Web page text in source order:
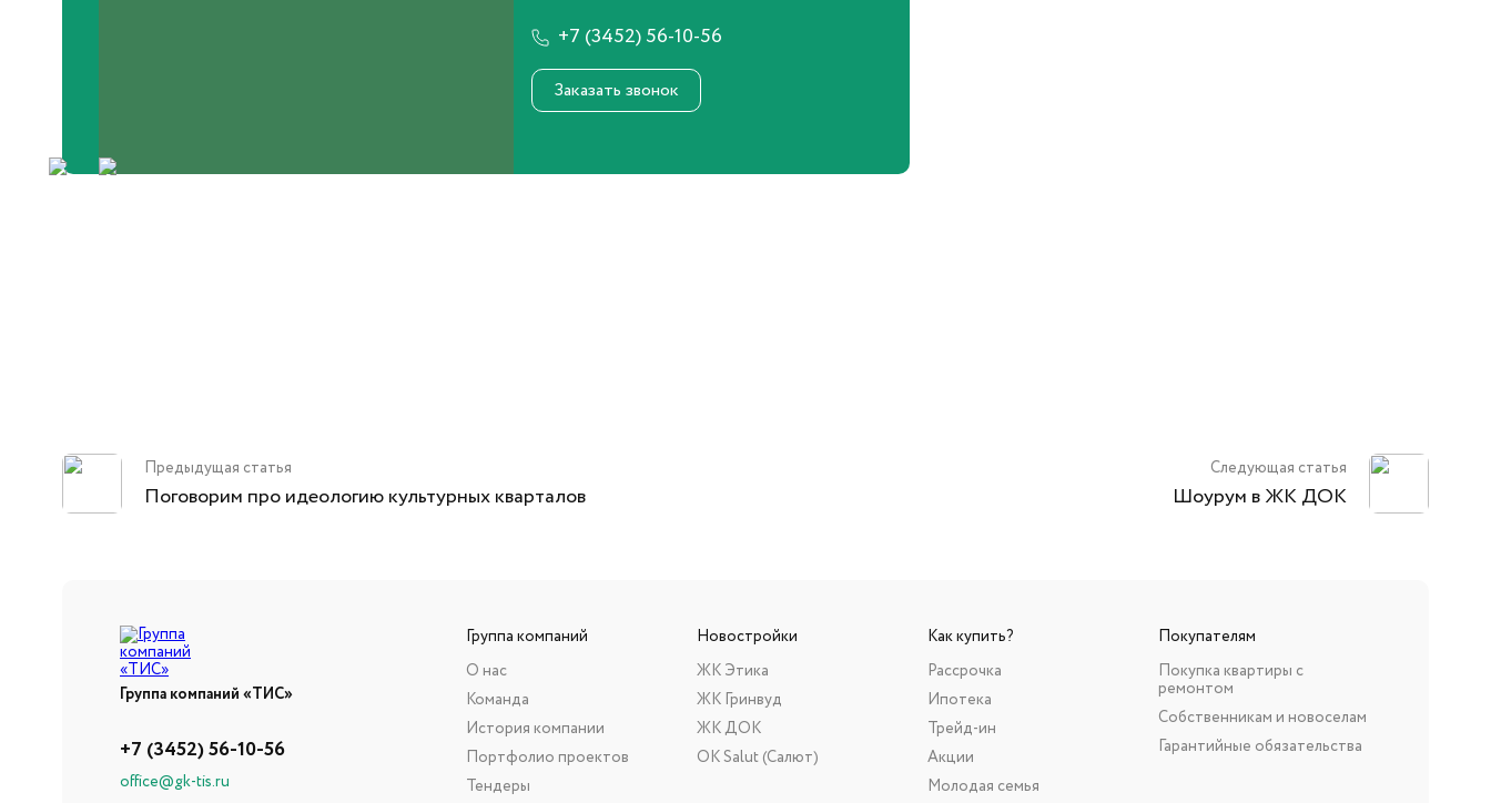
+7 (3452) 56-10-56
Заказать звонок
Предыдущая статья
Поговорим про идеологию культурных кварталов
Следующая статья
Шоурум в ЖК ДОК
Группа компаний «ТИС»
+7 (3452) 56-10-56
office@gk-tis.ru
Группа компаний
О нас
Команда
История компании
Портфолио проектов
Тендеры
Новостройки
ЖК Этика
ЖК Гринвуд
ЖК ДОК
ОК Salut (Салют)
Как купить?
Рассрочка
Ипотека
Трейд-ин
Акции
Молодая семья
Покупателям
Покупка квартиры с
ремонтом
Собственникам и новоселам
Гарантийные обязательства